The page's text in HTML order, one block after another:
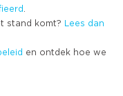
stand komt?
Lees dan
en ontdek hoe we